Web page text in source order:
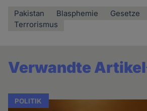
Pakistan Blasphemie Gesetze
Terrorismus
Verwandte Artikel
POLITIK